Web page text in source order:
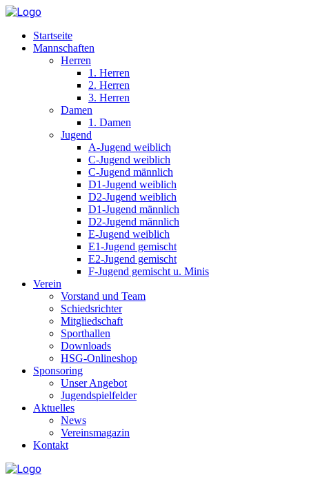
Startseite
Mannschaften
Herren
1. Herren
2. Herren
3. Herren
Damen
1. Damen
Jugend
A-Jugend weiblich
C-Jugend weiblich
C-Jugend männlich
D1-Jugend weiblich
D2-Jugend weiblich
D1-Jugend männlich
D2-Jugend männlich
E-Jugend weiblich
E1-Jugend gemischt
E2-Jugend gemischt
F-Jugend gemischt u. Minis
Verein
Vorstand und Team
Schiedsrichter
Mitgliedschaft
Sporthallen
Downloads
HSG-Onlineshop
Sponsoring
Unser Angebot
Jugendspielfelder
Aktuelles
News
Vereinsmagazin
Kontakt